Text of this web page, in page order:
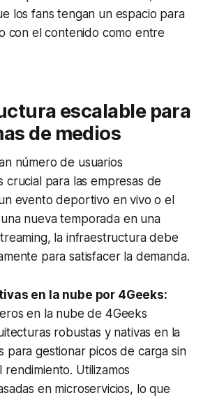
los fans tengan un espacio para
con el contenido como entre
escalable para
de medios
número de usuarios
crucial para las empresas de
evento deportivo en vivo o el
nueva temporada en una
la infraestructura debe
para satisfacer la demanda.
en la nube por 4Geeks:
en la nube de 4Geeks
robustas y nativas en la
para gestionar picos de carga sin
Utilizamos
en microservicios, lo que